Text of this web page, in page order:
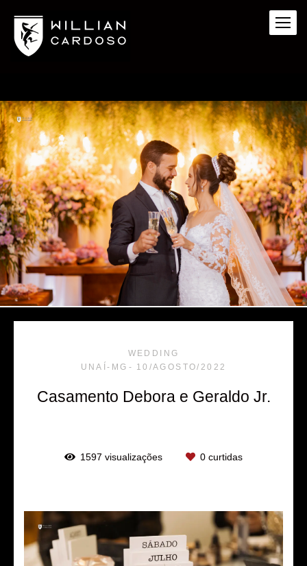
WEDDING
UNAÍ-MG
10/AGOSTO/2022
Casamento Debora e Geraldo Jr.
1597 visualizações 0 curtidas